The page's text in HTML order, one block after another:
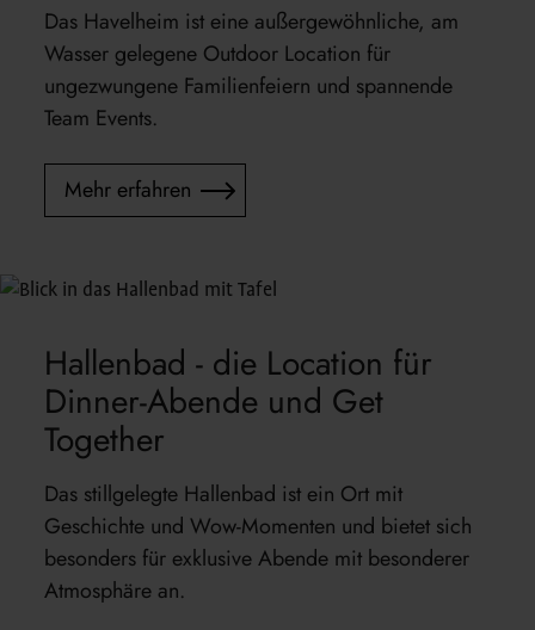
Das Havelheim ist eine außergewöhnliche, am
Wasser gelegene Outdoor Location für
ungezwungene Familienfeiern und spannende
Team Events.
Mehr erfahren
Hallenbad - die Location für
Dinner-Abende und Get
Together
Das stillgelegte Hallenbad ist ein Ort mit
Geschichte und Wow-Momenten und bietet sich
besonders für exklusive Abende mit besonderer
Atmosphäre an.